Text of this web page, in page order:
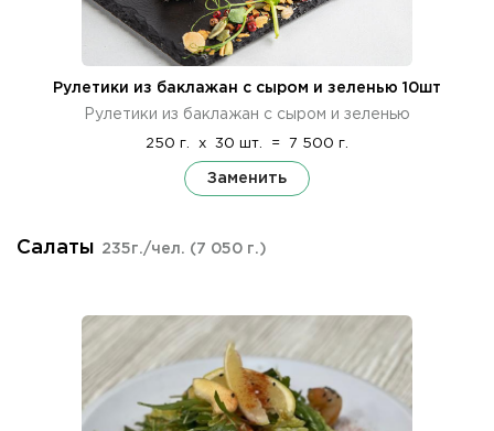
Рулетики из баклажан с сыром и зеленью 10шт
Рулетики из баклажан с сыром и зеленью
250 г. x 30 шт. = 7 500 г.
Заменить
Салаты 235г./чел. (7 050 г.)